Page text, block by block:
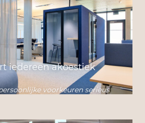
iedereen akoestiek
voorkeuren serieus